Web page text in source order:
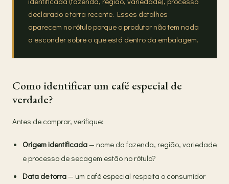
declarado e torra recente. Esses detalhes
aparecem no rótulo porque o produtor não tem nada
a esconder sobre o que está dentro da embalagem.
Como identificar um café especial de
verdade?
Antes de comprar, verifique:
Origem identificada— nome da fazenda, região, variedade
e processo de secagem estão no rótulo?
Data de torra— um café especial respeita o consumidor